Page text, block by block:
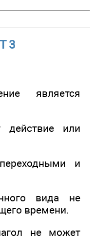
3
является
действие или
и
вида не
времени.
не может